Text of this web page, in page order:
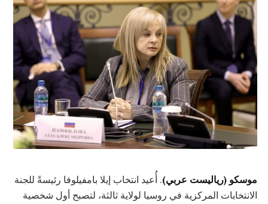
موسكو (رياليست عربي). أُعيد انتخاب إيلا بامفيلوفا رئيسةً للجنة
الانتخابات المركزية في روسيا لولاية ثالثة، لتصبح أول شخصية